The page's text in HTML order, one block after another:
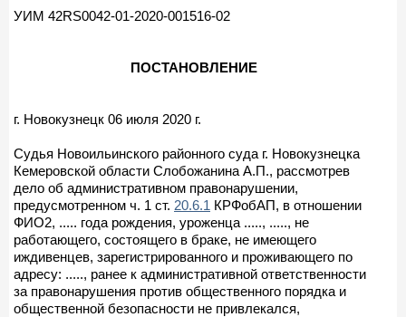
УИМ 42RS0042-01-2020-001516-02
ПОСТАНОВЛЕНИЕ
г. Новокузнецк 06 июля 2020 г.
Судья Новоильинского районного суда г. Новокузнецка
Кемеровской области Слобожанина А.П., рассмотрев
дело об административном правонарушении,
предусмотренном ч. 1 ст. 20.6.1 КРФобАП, в отношении
ФИО2, ..... года рождения, уроженца ....., ....., не
работающего, состоящего в браке, не имеющего
иждивенцев, зарегистрированного и проживающего по
адресу: ....., ранее к административной ответственности
за правонарушения против общественного порядка и
общественной безопасности не привлекался,